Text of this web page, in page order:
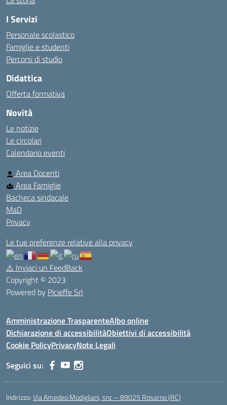
I Servizi
Personale scolastico
Famiglie e studenti
Percorsi di studio
Didattica
Offerta formativa
Novità
Le notizie
Le circolari
Calendario eventi
Area Docenti
Area Famiglie
Bacheca sindacale
MaD
Privacy
Le tue preferenze relative alla privacy
⚠️ Inviaci un FeedBack
Copyright © 2023
Powered by Picieffe Srl
Amministrazione TrasparenteAlbo online
Dichiarazione di accessibilitàObiettivi di accessibilità
Cookie PolicyPrivacyNote Legali
Seguici su:
Indirizzo:Via Amedeo Modigliani, snc – 89025 Rosarno (RC)